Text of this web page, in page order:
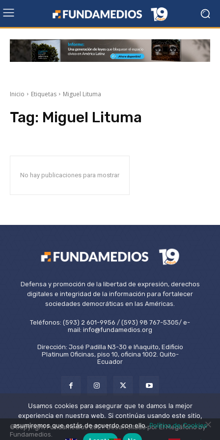
Inicio Etiquetas Miguel Lituma
Tag: Miguel Lituma
No hay publicaciones para mostrar
Defensa y promoción de la libertad de expresión, derechos
digitales e integridad de la información para fortalecer
sociedades democráticas en las Américas.
Teléfonos: (593) 2 601-9956 / (593) 98 767-5305/ e-
mail: info@fundamedios.org
Dirección: José Padilla N3-30 e Iñaquito, Edificio
Platinum Oficinas, piso 10, oficina 1002. Quito-
Ecuador
©Copyright Fundamedios 2021. Desarrollado por El Megáfono by
Fundamedios.
Usamos cookies para asegurar que te damos la mejor
experiencia en nuestra web. Si continúas usando este sitio,
asumiremos que estás de acuerdo con ello.Política de Cookies